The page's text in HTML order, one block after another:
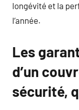
longévité et la
l’année.
Les
d’un
sécurité,